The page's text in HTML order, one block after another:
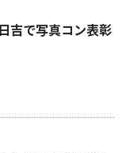
吉で写真コン表彰